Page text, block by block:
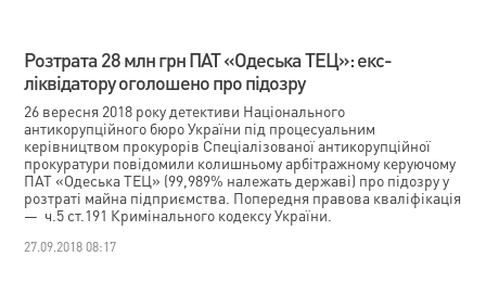
Розтрата 28 млн грн ПАТ «Одеська ТЕЦ»: екс-
ліквідатору оголошено про підозру
26 вересня 2018 року детективи Національного
антикорупційного бюро України під процесуальним
керівництвом прокурорів Спеціалізованої антикорупційної
прокуратури повідомили колишньому арбітражному керуючому
ПАТ «Одеська ТЕЦ» (99,989% належать державі) про підозру у
розтраті майна підприємства. Попередня правова кваліфікація
— ч.5 ст.191 Кримінального кодексу України.
27.09.2018 08:17